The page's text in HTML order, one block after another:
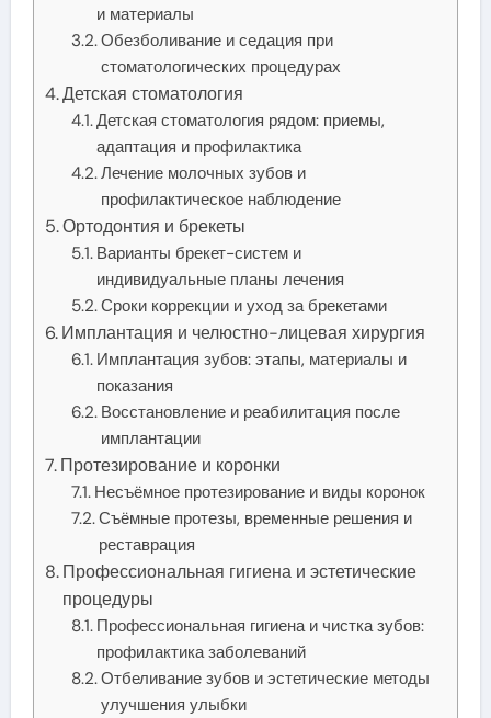
и материалы
Обезболивание и седация при
стоматологических процедурах
Детская стоматология
Детская стоматология рядом: приемы,
адаптация и профилактика
Лечение молочных зубов и
профилактическое наблюдение
Ортодонтия и брекеты
Варианты брекет-систем и
индивидуальные планы лечения
Сроки коррекции и уход за брекетами
Имплантация и челюстно-лицевая хирургия
Имплантация зубов: этапы, материалы и
показания
Восстановление и реабилитация после
имплантации
Протезирование и коронки
Несъёмное протезирование и виды коронок
Съёмные протезы, временные решения и
реставрация
Профессиональная гигиена и эстетические
процедуры
Профессиональная гигиена и чистка зубов:
профилактика заболеваний
Отбеливание зубов и эстетические методы
улучшения улыбки